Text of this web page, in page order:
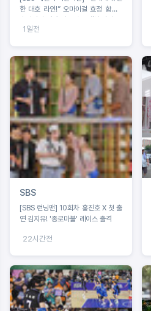
한 대호 라인!” 오마이걸 효정 합류 /
전1일전
SBS
[SBS 런닝맨] 10회차 홍진호 X 첫 출
연 김지유! '종로마불' 레이스 출격
22시간전